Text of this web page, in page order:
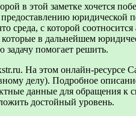
в этой заметке хочется
предоставлению
среда, с которой
в дальнейшем
задачу помогает решить.
На этом онлайн-ресурсе
делу). Подробное
данные для обращения к
достойный уровень.